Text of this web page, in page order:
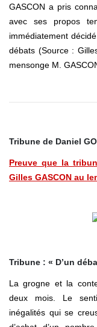
GASCON a pris
avec ses propos
immédiatement
débats (Source :
mensonge M.
Tribune de Daniel
Preuve que la
Gilles GASCON au
Tribune : « D’un
La grogne et la
deux mois. Le
inégalités qui se